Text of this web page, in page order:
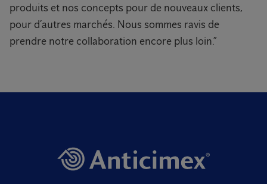
produits et nos concepts pour de nouveaux clients,
pour d’autres marchés. Nous sommes ravis de
prendre notre collaboration encore plus loin.”